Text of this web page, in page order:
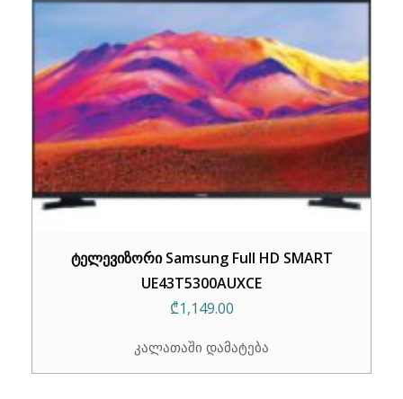
ტელევიზორი Samsung Full HD SMART
UE43T5300AUXCE
₾1,149.00
კალათაში დამატება